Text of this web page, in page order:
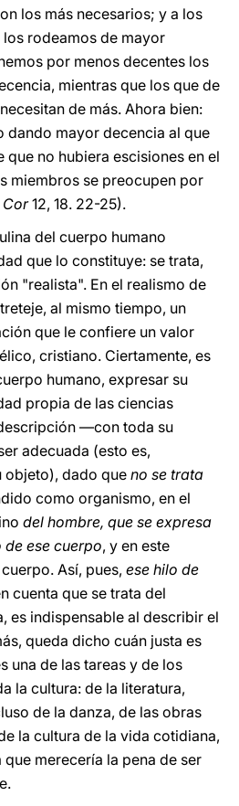
los más necesarios; y a los
rodeamos de mayor
por menos decentes los
mientras que los que de
de más. Ahora bien:
dando mayor decencia al que
que no hubiera escisiones en el
miembros se preocupen por
Cor12, 18. 22-25).
del cuerpo humano
que lo constituye: se trata,
"realista". En el realismo de
al mismo tiempo, un
que le confiere un valor
cristiano. Ciertamente, es
humano, expresar su
propia de las ciencias
—con toda su
adecuada (esto es,
objeto), dado que no se trata
como organismo, en el
del hombre, que se expresa
ese cuerpo, y en este
Así, pues, ese hilo de
cuenta que se trata del
es indispensable al describir el
queda dicho cuán justa es
una de las tareas y de los
la cultura: de la literatura,
de la danza, de las obras
la cultura de la vida cotidiana,
merecería la pena de ser